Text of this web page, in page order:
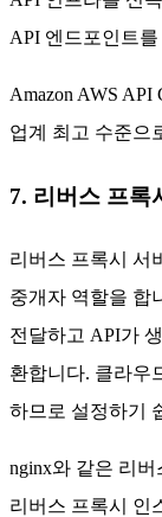
API 엔드포인트
Amazon AWS
업계 최고 수준으
7. 리버스 프록
리버스 프록시 서
중개자 역할을 합
전달하고 API가
환합니다. 클라우
하므로 설정하기
nginx와 같은 리
리버스 프록시 인